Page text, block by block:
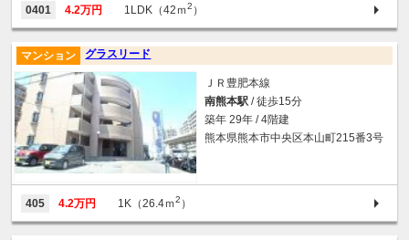
0401 4.2万円 1LDK（42ｍ2 ）
グラスリード
マンション
ＪＲ豊肥本線
南熊本駅 / 徒歩15分
築年 29年 / 4階建
熊本県熊本市中央区本山町215番3号
405 4.2万円 1K（26.4ｍ2 ）